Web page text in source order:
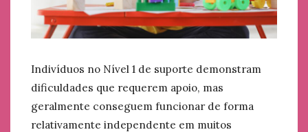
Indivíduos no Nível 1 de suporte demonstram
dificuldades que requerem apoio, mas
geralmente conseguem funcionar de forma
relativamente independente em muitos